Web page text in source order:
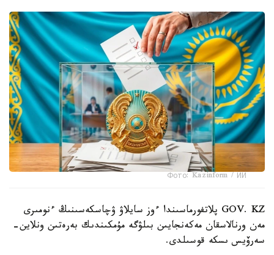
Фото: Kazinform / ИИ
GOV. KZ پلاتفورماسىندا ءوز سايلاۋ ۋچاسكەسىنىڭ ءنومىرى
مەن ورنالاسقان مەكەنجايىن بىلۋگە مۇمكىندىك بەرەتىن ونلاين-
سەرۆيس ىسكە قوسىلدى.